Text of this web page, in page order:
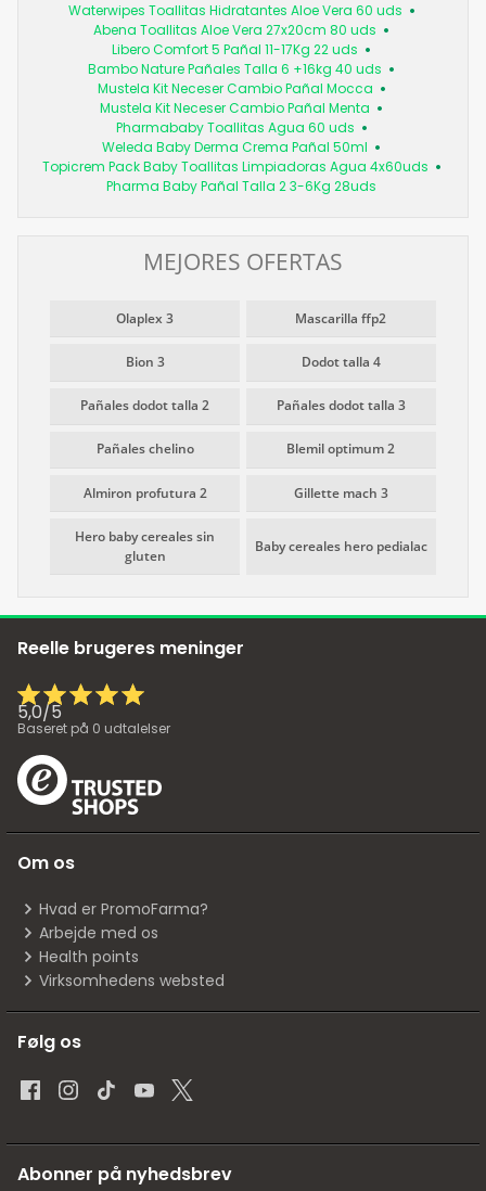
Waterwipes Toallitas Hidratantes Aloe Vera 60 uds
Abena Toallitas Aloe Vera 27x20cm 80 uds
Libero Comfort 5 Pañal 11-17Kg 22 uds
Bambo Nature Pañales Talla 6 +16kg 40 uds
Mustela Kit Neceser Cambio Pañal Mocca
Mustela Kit Neceser Cambio Pañal Menta
Pharmababy Toallitas Agua 60 uds
Weleda Baby Derma Crema Pañal 50ml
Topicrem Pack Baby Toallitas Limpiadoras Agua 4x60uds
Pharma Baby Pañal Talla 2 3-6Kg 28uds
MEJORES OFERTAS
Olaplex 3 Mascarilla ffp2
Bion 3 Dodot talla 4
Pañales dodot talla 2 Pañales dodot talla 3
Pañales chelino Blemil optimum 2
Almiron profutura 2 Gillette mach 3
Hero baby cereales sin
gluten
Baby cereales hero pedialac
Reelle brugeres meninger
5,0/5
Baseret på 0 udtalelser
Om os
Hvad er PromoFarma?
Arbejde med os
Health points
Virksomhedens websted
Følg os
Abonner på nyhedsbrev